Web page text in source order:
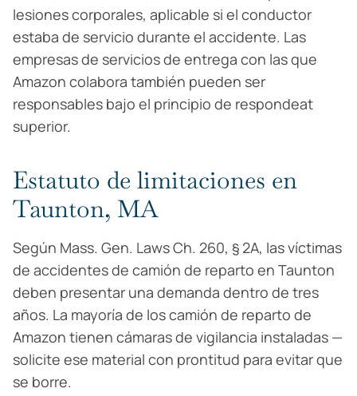
lesiones corporales, aplicable si el conductor
estaba de servicio durante el accidente. Las
empresas de servicios de entrega con las que
Amazon colabora también pueden ser
responsables bajo el principio de respondeat
superior.
Estatuto de limitaciones en
Taunton, MA
Según Mass. Gen. Laws Ch. 260, § 2A, las víctimas
de accidentes de camión de reparto en Taunton
deben presentar una demanda dentro de tres
años. La mayoría de los camión de reparto de
Amazon tienen cámaras de vigilancia instaladas —
solicite ese material con prontitud para evitar que
se borre.